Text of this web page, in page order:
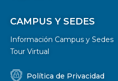
CAMPUS Y SEDES
Información Campus y Sedes
Tour Virtual
Política de Privacidad